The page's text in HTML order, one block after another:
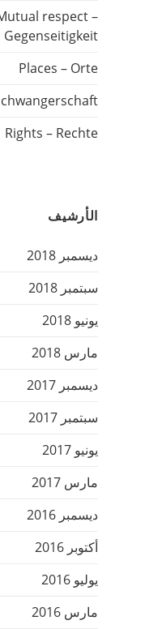
respect –
Gegenseitigkeit
Places – Orte
Rights – Rechte
الأرشيف
ديسمبر 2018
سبتمبر 2018
يونيو 2018
مارس 2018
ديسمبر 2017
سبتمبر 2017
يونيو 2017
مارس 2017
ديسمبر 2016
أكتوبر 2016
يوليو 2016
مارس 2016